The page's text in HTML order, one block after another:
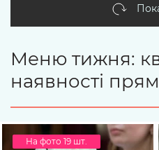
Меню тижня:
наявності
На фото 19 шт.